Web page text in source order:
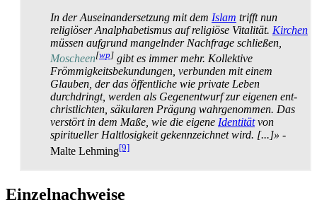
In der Auseinandersetzung mit dem Islam trifft nun
religiöser Analphabetismus auf religiöse Vitalität. Kirchen
müssen aufgrund mangelnder Nachfrage schließen,
Moscheen[wp] gibt es immer mehr. Kollektive
Frömmigkeits­bekundungen, verbunden mit einem
Glauben, der das öffentliche wie private Leben
durchdringt, werden als Gegen­entwurf zur eigenen ent­
christlichten, säkularen Prägung wahrgenommen. Das
verstört in dem Maße, wie die eigene Identitätvon
spiritueller Haltlosigkeit gekennzeichnet wird. [...]» -
Malte Lehming[9]
Einzelnachweise